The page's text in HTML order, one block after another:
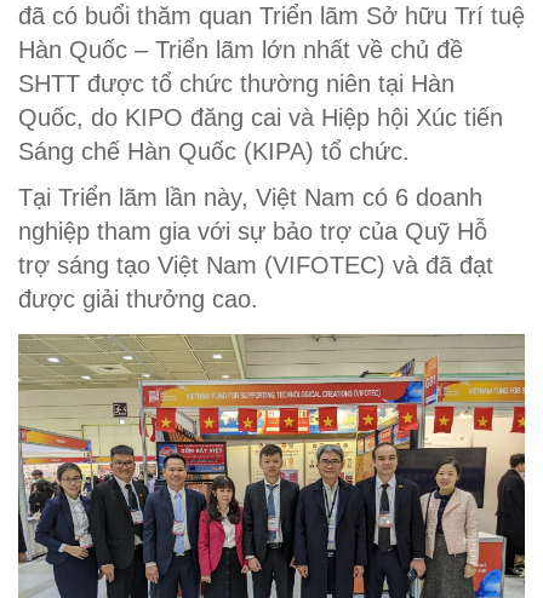
đã có buổi thăm quan Triển lãm Sở hữu Trí tuệ
Hàn Quốc – Triển lãm lớn nhất về chủ đề
SHTT được tổ chức thường niên tại Hàn
Quốc, do KIPO đăng cai và Hiệp hội Xúc tiến
Sáng chế Hàn Quốc (KIPA) tổ chức.
Tại Triển lãm lần này, Việt Nam có 6 doanh
nghiệp tham gia với sự bảo trợ của Quỹ Hỗ
trợ sáng tạo Việt Nam (VIFOTEC) và đã đạt
được giải thưởng cao.